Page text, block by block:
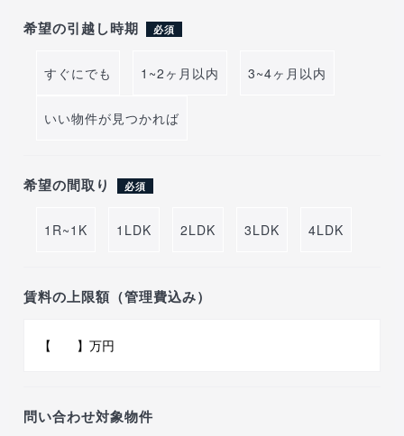
希望の引越し時期 必須
すぐにでも 1~2ヶ月以内 3~4ヶ月以内
いい物件が見つかれば
希望の間取り 必須
1R~1K 1LDK 2LDK 3LDK 4LDK
賃料の上限額（管理費込み）
問い合わせ対象物件